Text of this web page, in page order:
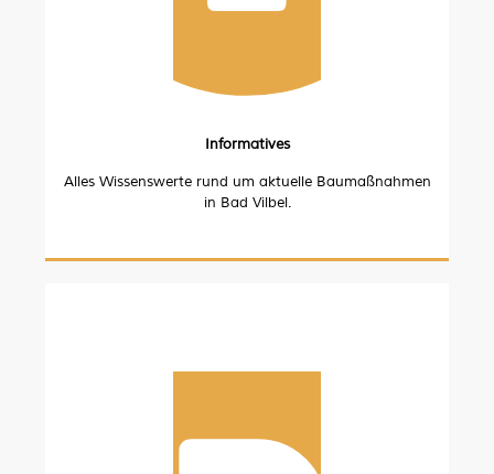
Informatives
Alles Wissenswerte rund um aktuelle Baumaßnahmen
in Bad Vilbel.